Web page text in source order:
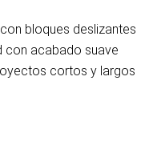
bloques deslizantes
con acabado suave
cortos y largos